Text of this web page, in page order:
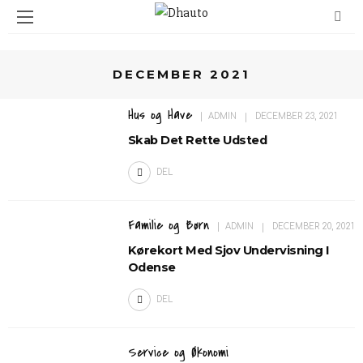
DECEMBER 2021
Hus og Have ADMIN DECEMBER 23, 2021
Skab Det Rette Udsted
DEL
Familie og Børn ADMIN DECEMBER 20, 2021
Kørekort Med Sjov Undervisning I
Odense
DEL
Service og Økonomi